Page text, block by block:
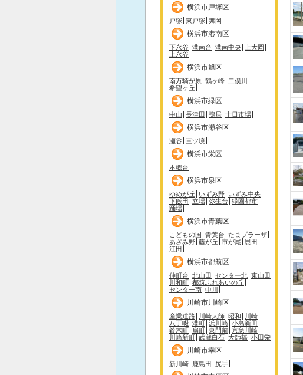
横浜市戸塚区
戸塚 東戸塚 舞岡
横浜市港南区
下永谷 港南台 港南中央
上大岡
上永谷
横浜市旭区
南万騎が原 鶴ヶ峰 二俣川
希望ヶ丘
横浜市緑区
中山 長津田 鴨居 十日市場
横浜市瀬谷区
瀬谷 三ツ境
横浜市栄区
本郷台
横浜市泉区
ゆめが丘 いずみ野 いずみ中央
下飯田 立場 弥生台 緑園都市
踊場
横浜市青葉区
こどもの国 青葉台 たまプラーザ
あざみ野 藤が丘 市が尾
恩田
江田
横浜市都筑区
仲町台 北山田 センター北 東山田
川和町 都筑ふれあいの丘
センター南 中川
川崎市川崎区
産業道路 川崎大師 昭和
川崎
八丁畷 港町 浜川崎 小島新田
鈴木町 扇町 東門前 京急川崎
川崎新町 武蔵白石 大師橋 小田栄
川崎市幸区
新川崎 鹿島田 尻手